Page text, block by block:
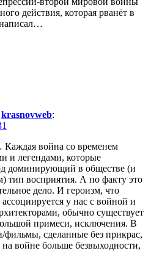
действия, которая рванёт в
написал…
krasnovweb:
война со временем
и легендами, которые
доминирующий в обществе (и
тип восприятия. А по факту это
дело. И героизм, что
у нас с войной и
обычно существует
примеси, исключения. В
фильмы, сделанные без прикрас,
войне больше безвыходности,